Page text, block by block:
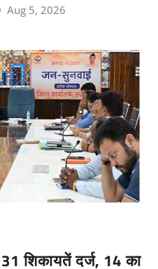
Aug 5, 2026
शिकायतें दर्ज, 14 का